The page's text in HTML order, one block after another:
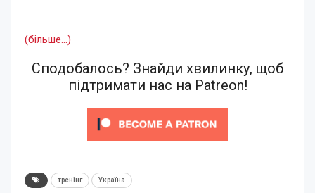
(більше…)
Сподобалось? Знайди хвилинку, щоб
підтримати нас на Patreon!
тренінг Україна